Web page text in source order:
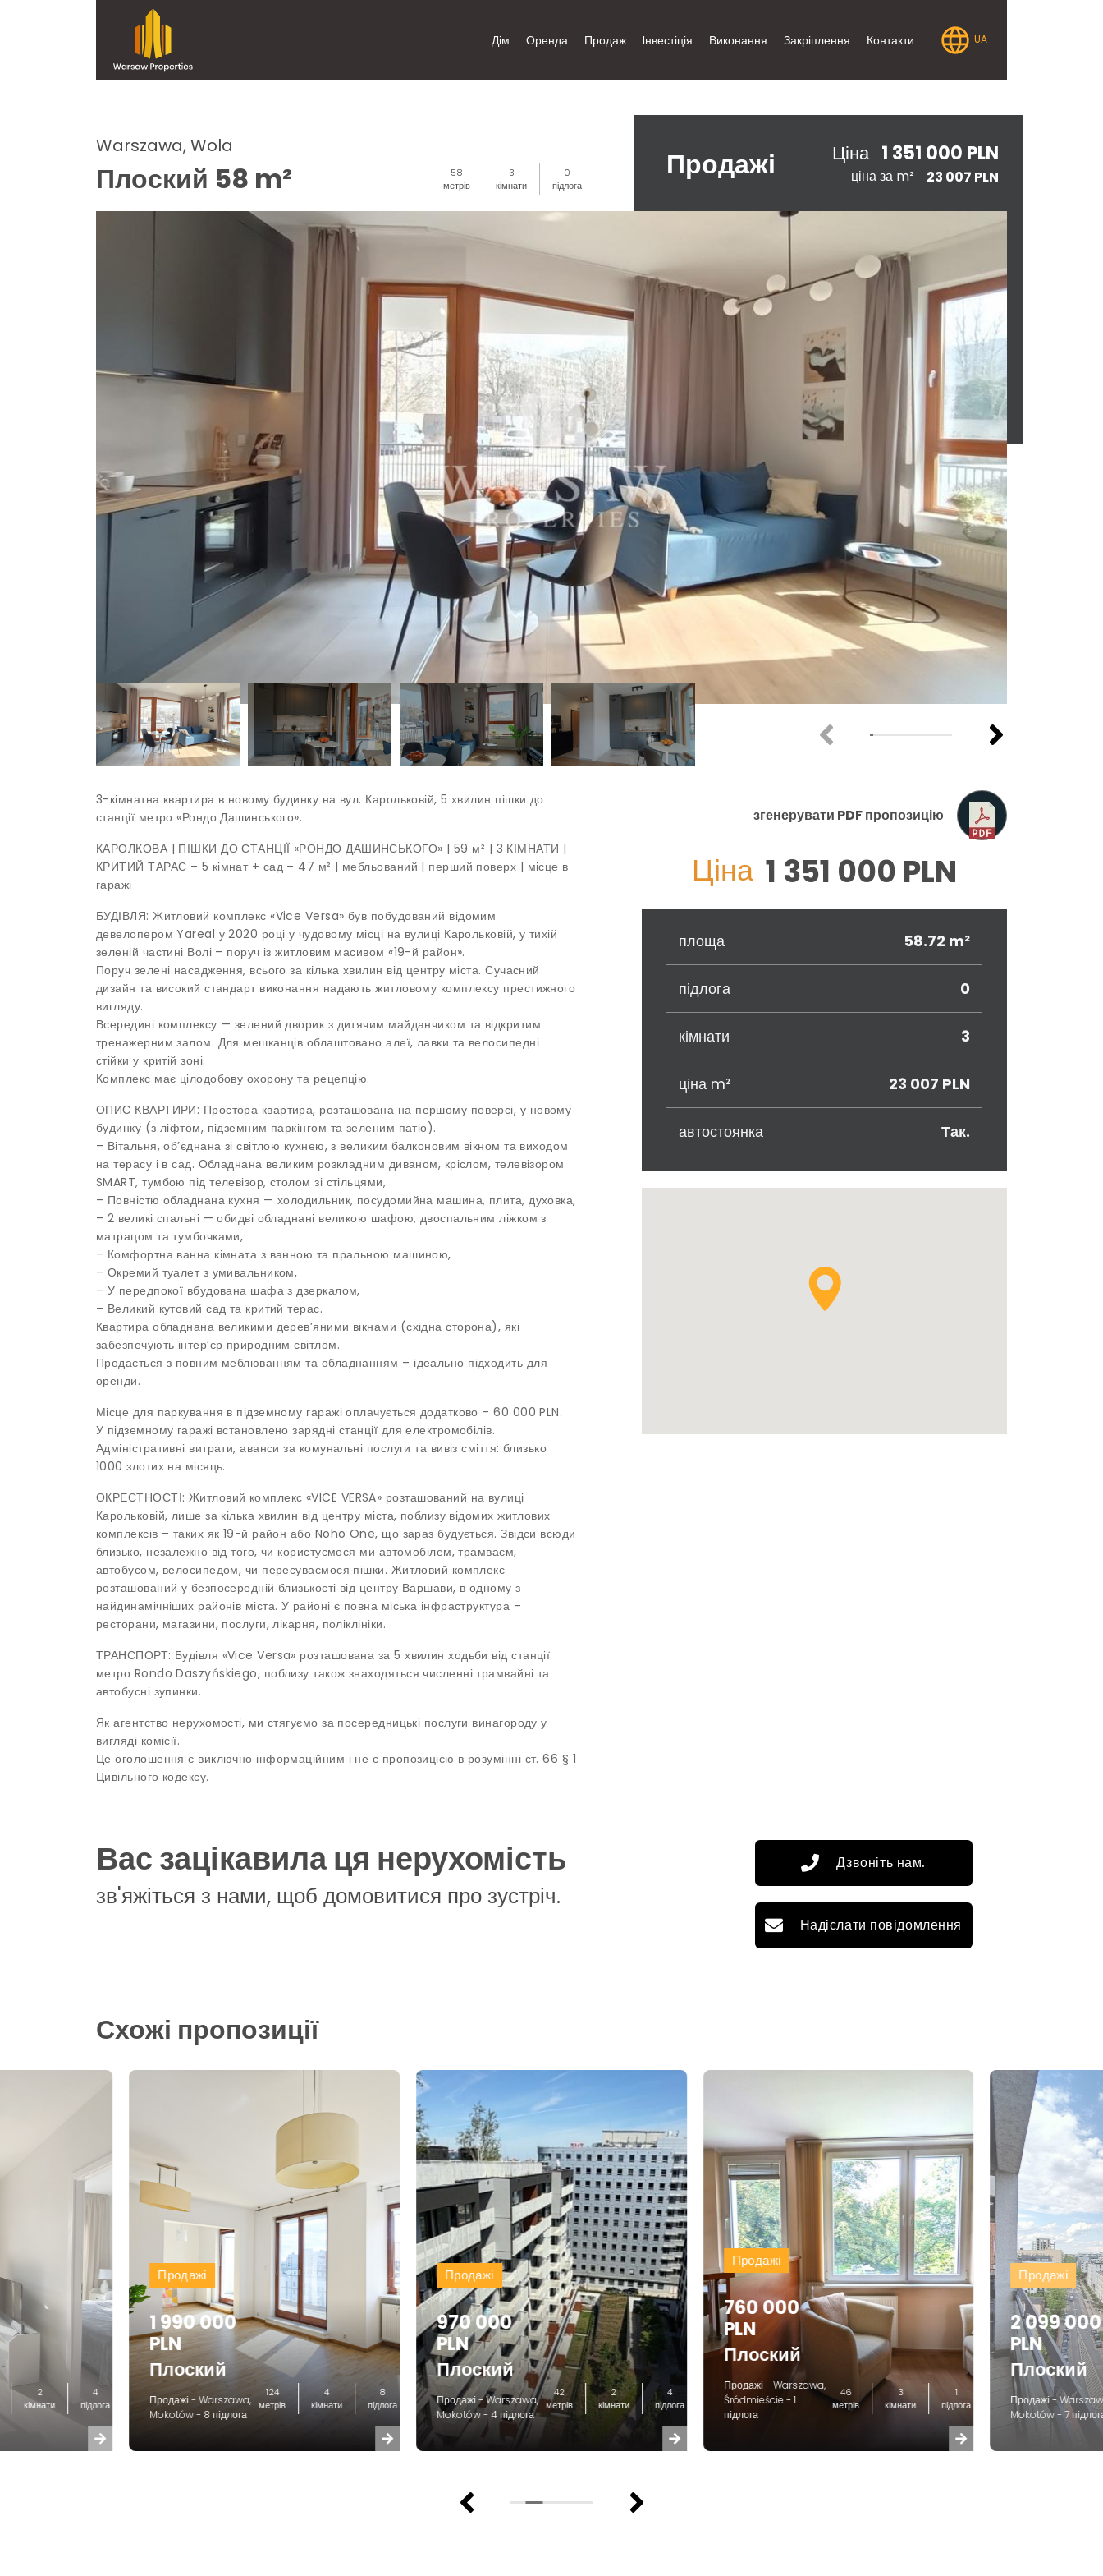
Дім Оренда Продаж Iнвестіція Виконання Закріплення Контакти UA
Warszawa, Wola
Плоский 58 m²
58
метрів
3
кімнати
0
підлога
Продажі Ціна 1 351 000 PLN
ціна за m² 23 007 PLN
3-кімнатна квартира в новому будинку на вул. Карольковій, 5 хвилин пішки до
станції метро «Рондо Дашинського».
КАРОЛКОВА | ПІШКИ ДО СТАНЦІЇ «РОНДО ДАШИНСЬКОГО» | 59 м² | 3 КІМНАТИ |
КРИТИЙ ТАРАС – 5 кімнат + сад – 47 м² | мебльований | перший поверх | місце в
гаражі
БУДІВЛЯ: Житловий комплекс «Vice Versa» був побудований відомим
девелопером Yareal у 2020 році у чудовому місці на вулиці Карольковій, у тихій
зеленій частині Волі – поруч із житловим масивом «19-й район».
Поруч зелені насадження, всього за кілька хвилин від центру міста. Сучасний
дизайн та високий стандарт виконання надають житловому комплексу престижного
вигляду.
Всередині комплексу — зелений дворик з дитячим майданчиком та відкритим
тренажерним залом. Для мешканців облаштовано алеї, лавки та велосипедні
стійки у критій зоні.
Комплекс має цілодобову охорону та рецепцію.
ОПИС КВАРТИРИ: Простора квартира, розташована на першому поверсі, у новому
будинку (з ліфтом, підземним паркінгом та зеленим патіо).
– Вітальня, об’єднана зі світлою кухнею, з великим балконовим вікном та виходом
на терасу і в сад. Обладнана великим розкладним диваном, кріслом, телевізором
SMART, тумбою під телевізор, столом зі стільцями,
– Повністю обладнана кухня — холодильник, посудомийна машина, плита, духовка,
– 2 великі спальні — обидві обладнані великою шафою, двоспальним ліжком з
матрацом та тумбочками,
– Комфортна ванна кімната з ванною та пральною машиною,
– Окремий туалет з умивальником,
– У передпокої вбудована шафа з дзеркалом,
– Великий кутовий сад та критий терас.
Квартира обладнана великими дерев’яними вікнами (східна сторона), які
забезпечують інтер’єр природним світлом.
Продається з повним меблюванням та обладнанням – ідеально підходить для
оренди.
Місце для паркування в підземному гаражі оплачується додатково – 60 000 PLN.
У підземному гаражі встановлено зарядні станції для електромобілів.
Адміністративні витрати, аванси за комунальні послуги та вивіз сміття: близько
1000 злотих на місяць.
ОКРЕСТНОСТІ: Житловий комплекс «VICE VERSA» розташований на вулиці
Карольковій, лише за кілька хвилин від центру міста, поблизу відомих житлових
комплексів – таких як 19-й район або Noho One, що зараз будується. Звідси всюди
близько, незалежно від того, чи користуємося ми автомобілем, трамваєм,
автобусом, велосипедом, чи пересуваємося пішки. Житловий комплекс
розташований у безпосередній близькості від центру Варшави, в одному з
найдинамічніших районів міста. У районі є повна міська інфраструктура –
ресторани, магазини, послуги, лікарня, поліклініки.
ТРАНСПОРТ: Будівля «Vice Versa» розташована за 5 хвилин ходьби від станції
метро Rondo Daszyńskiego, поблизу також знаходяться численні трамвайні та
автобусні зупинки.
Як агентство нерухомості, ми стягуємо за посередницькі послуги винагороду у
вигляді комісії.
Це оголошення є виключно інформаційним і не є пропозицією в розумінні ст. 66 § 1
Цивільного кодексу.
згенерувати PDF пропозицію
Ціна 1 351 000 PLN
площа 58.72 m²
підлога 0
кімнати 3
ціна m² 23 007 PLN
автостоянка Так.
Вас зацікавила ця нерухомість
зв'яжіться з нами, щоб домовитися про зустріч.
Дзвоніть нам.
Надіслати повідомлення
Схожі пропозиції
2
кімнати
4
підлога
Продажі
1 990 000
PLN
Плоский
Продажі - Warszawa,
Mokotów - 8 підлога
124
метрів
4
кімнати
8
підлога
Продажі
970 000
PLN
Плоский
Продажі - Warszawa,
Mokotów - 4 підлога
42
метрів
2
кімнати
4
підлога
Продажі
760 000
PLN
Плоский
Продажі - Warszawa,
Śródmieście - 1
підлога
46
метрів
3
кімнати
1
підлога
Продажі
2 099 000
PLN
Плоский
Продажі -
Mokotów - 7